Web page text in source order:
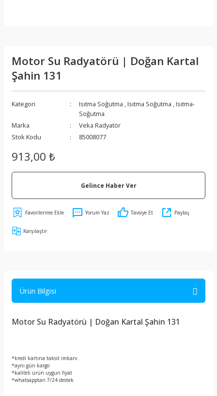
Motor Su Radyatörü | Doğan Kartal
Şahin 131
Kategori Isıtma Soğutma ,Isıtma Soğutma ,Isıtma-
Soğutma
Marka
Veka Radyatör
Stok Kodu
85008077
913,00 ₺
Gelince Haber Ver
Yorum Yaz Tavsiye Et Paylaş
Karşılaştır
Ürün Bilgisi
Motor Su Radyatörü | Doğan Kartal Şahin 131
*kredi kartına taksit imkanı
*aynı gün kargo
*kaliteli ürün uygun fiyat
*whatsapptan 7/24 destek